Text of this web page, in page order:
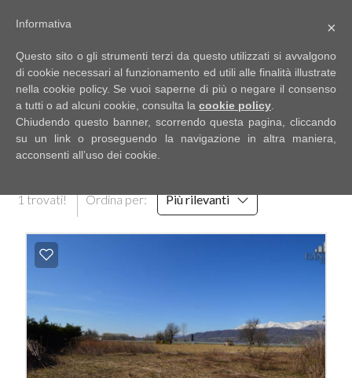
RISULTATI DELLA RICERCA
1 trovati! Ordina per: Più rilevanti
EN
HOME
SIAMO
IMMOBILI
DICONO
DI
Contratto
Qualsiasi
Vendita
Affitto
Scegli
dove
cercare
×
Informativa
Questo sito o gli strumenti terzi da questo utilizzati si avvalgono
di cookie necessari al funzionamento ed utili alle finalità illustrate
nella cookie policy. Se vuoi saperne di più o negare il consenso
a tutti o ad alcuni cookie, consulta la cookie policy
Chiudendo questo banner, scorrendo questa pagina, cliccando
su un link o proseguendo la navigazione in altra maniera,
acconsenti all’uso dei cookie.